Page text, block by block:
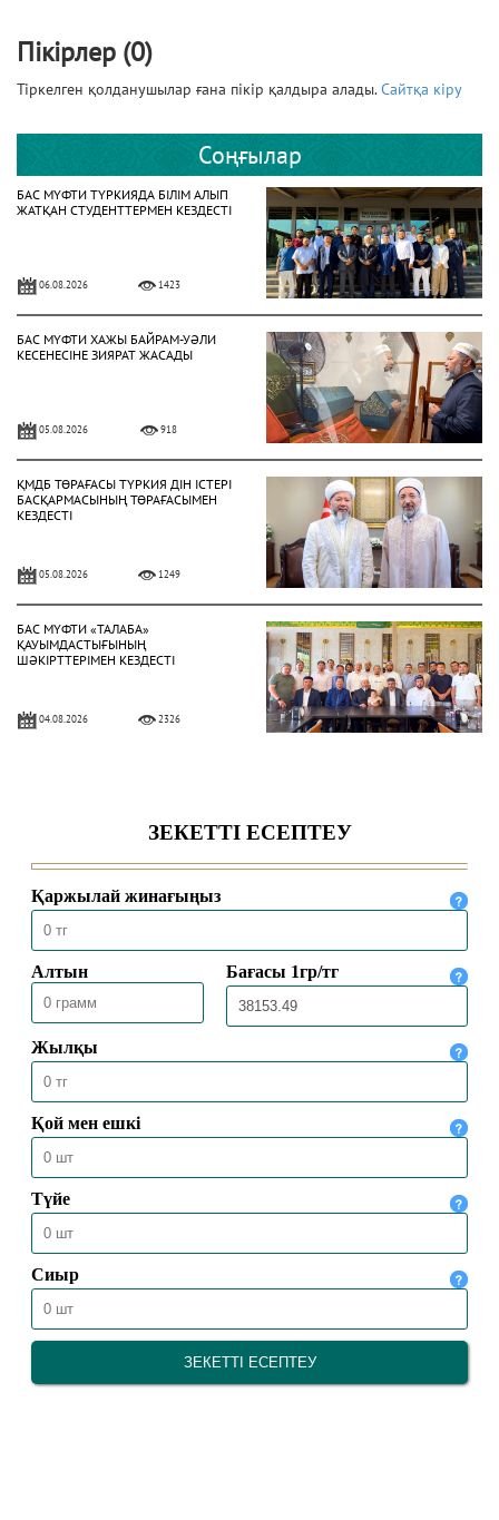
Пікірлер (0)
Тіркелген қолданушылар ғана пікір қалдыра алады.Сайтқа кіру
Соңғылар
БАС МҮФТИ ТҮРКИЯДА БІЛІМ АЛЫП
ЖАТҚАН СТУДЕНТТЕРМЕН КЕЗДЕСТІ
06.08.2026 1423
БАС МҮФТИ ХАЖЫ БАЙРАМ-УӘЛИ
КЕСЕНЕСІНЕ ЗИЯРАТ ЖАСАДЫ
05.08.2026 918
ҚМДБ ТӨРАҒАСЫ ТҮРКИЯ ДІН ІСТЕРІ
БАСҚАРМАСЫНЫҢ ТӨРАҒАСЫМЕН
КЕЗДЕСТІ
05.08.2026 1249
БАС МҮФТИ «ТАЛАБА»
ҚАУЫМДАСТЫҒЫНЫҢ
ШӘКІРТТЕРІМЕН КЕЗДЕСТІ
04.08.2026 2326
04.08.2026 2040
БАС МҮФТИ ТӨРАЛҚА МӘЖІЛІСІН
ӨТКІЗДІ
31.07.2026